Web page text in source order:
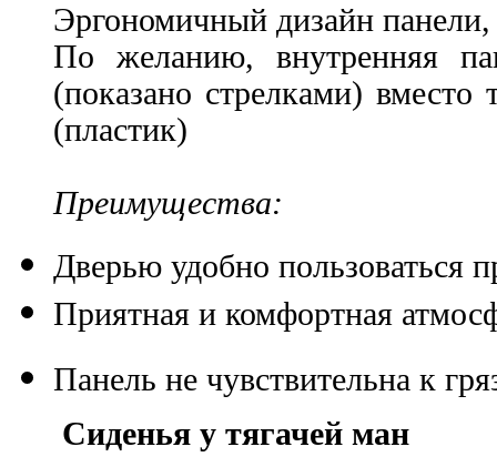
Эргономичный дизайн панели,
По желанию, внутренняя
(показано стрелками)
(пластик)
Преимущества:
Дверью удобно пользоваться
Приятная и комфортная
Панель не чувствительна к
Сиденья у тягачей ман